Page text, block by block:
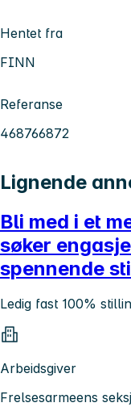
Hentet fra
FINN
Referanse
468766872
Lignende
Bli med i et
søker
spennende
Ledig fast 100%
Arbeidsgiver
Frelsesarmeens